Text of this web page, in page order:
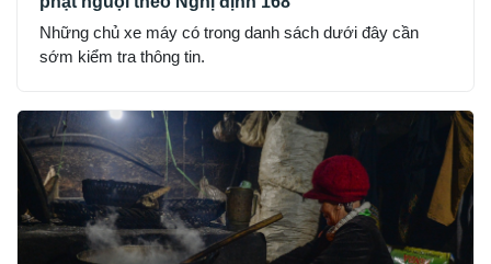
Những chủ xe máy có trong danh sách dưới đây cần
sớm kiểm tra thông tin.